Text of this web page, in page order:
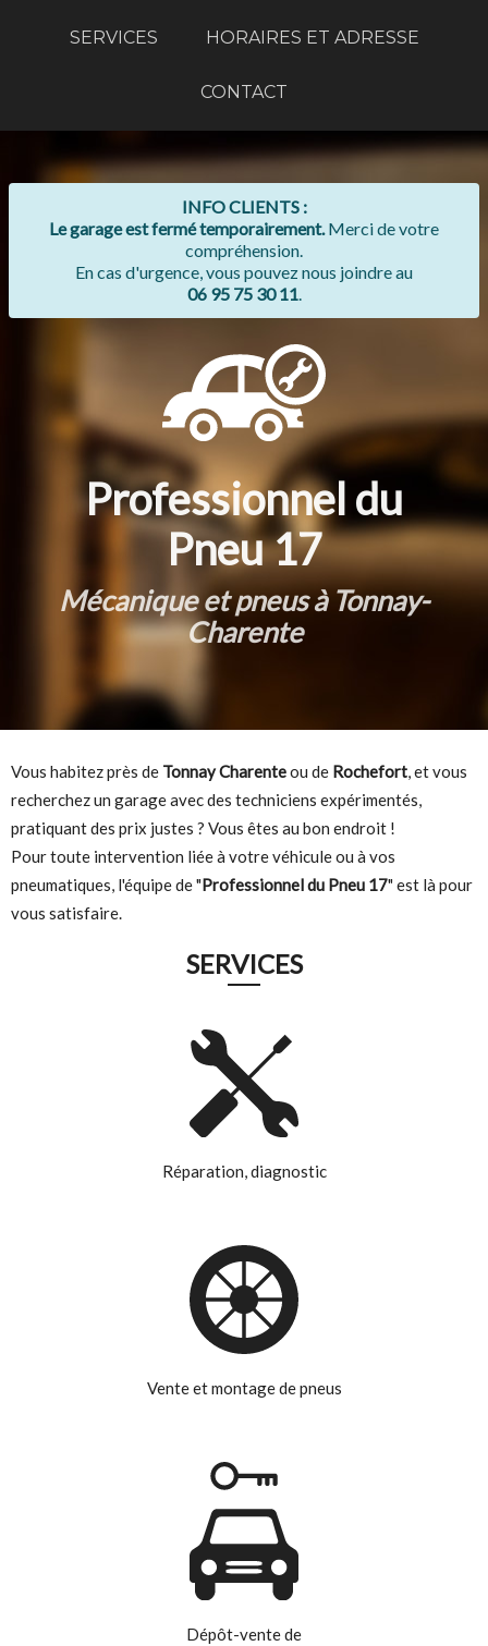
SERVICES HORAIRES ET ADRESSE
CONTACT
INFO CLIENTS :
Le garage est fermé temporairement.Merci de votre
compréhension.
En cas d'urgence, vous pouvez nous joindre au
06 95 75 30 11.
Professionnel du
Pneu 17
Mécanique et pneus à Tonnay-
Charente
Vous habitez près de Tonnay Charenteou de Rochefort, et vous
recherchez un garage avec des techniciens expérimentés,
pratiquant des prix justes ? Vous êtes au bon endroit !
Pour toute intervention liée à votre véhicule ou à vos
pneumatiques, l'équipe de "Professionnel du Pneu 17" est là pour
vous satisfaire.
SERVICES
Réparation, diagnostic
Vente et montage de pneus
Dépôt-vente de